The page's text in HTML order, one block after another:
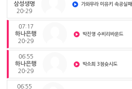
삼성생명
20-29
가와무라 미유키 속공실패
07:17
하나은행
20-29
박진영 수비리바운드
06:55
하나은행
20-29
박소희 3점슛시도
06:55